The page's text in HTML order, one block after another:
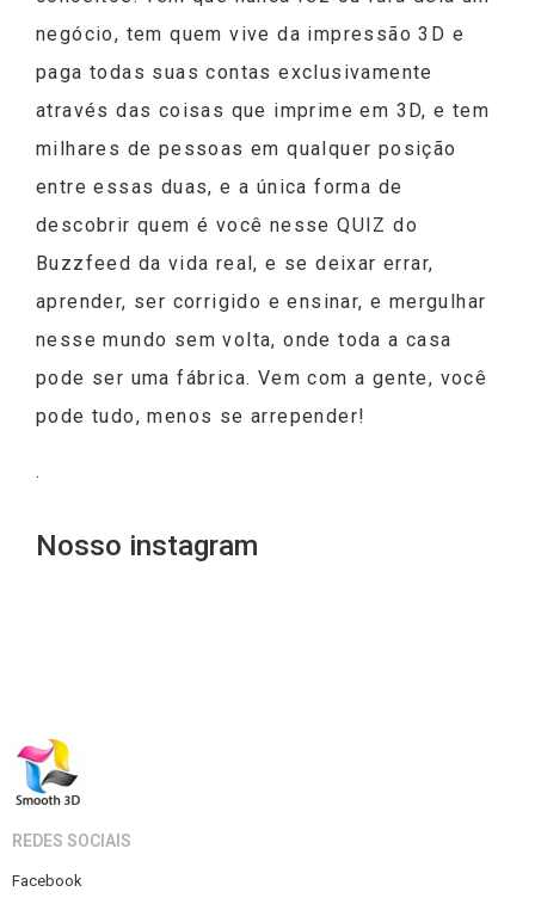
negócio, tem quem vive da impressão 3D e
paga todas suas contas exclusivamente
através das coisas que imprime em 3D, e tem
milhares de pessoas em qualquer posição
entre essas duas, e a única forma de
descobrir quem é você nesse QUIZ do
Buzzfeed da vida real, e se deixar errar,
aprender, ser corrigido e ensinar, e mergulhar
nesse mundo sem volta, onde toda a casa
pode ser uma fábrica. Vem com a gente, você
pode tudo, menos se arrepender!
.
Nosso instagram
REDES SOCIAIS
Facebook